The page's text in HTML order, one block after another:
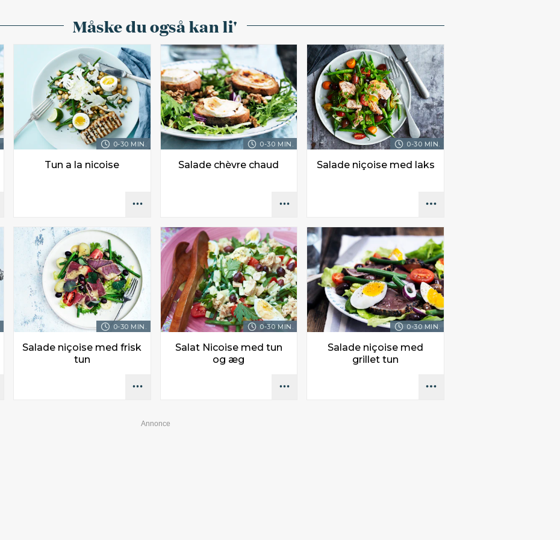
Måske du også kan li'
0-30 MIN.
Tun a la nicoise
0-30 MIN.
Salade chèvre chaud
0-30 MIN.
Salade niçoise med laks
0-30 MIN.
Salade niçoise med frisk
tun
0-30 MIN.
Salat Nicoise med tun
og æg
0-30 MIN.
Salade niçoise med
grillet tun